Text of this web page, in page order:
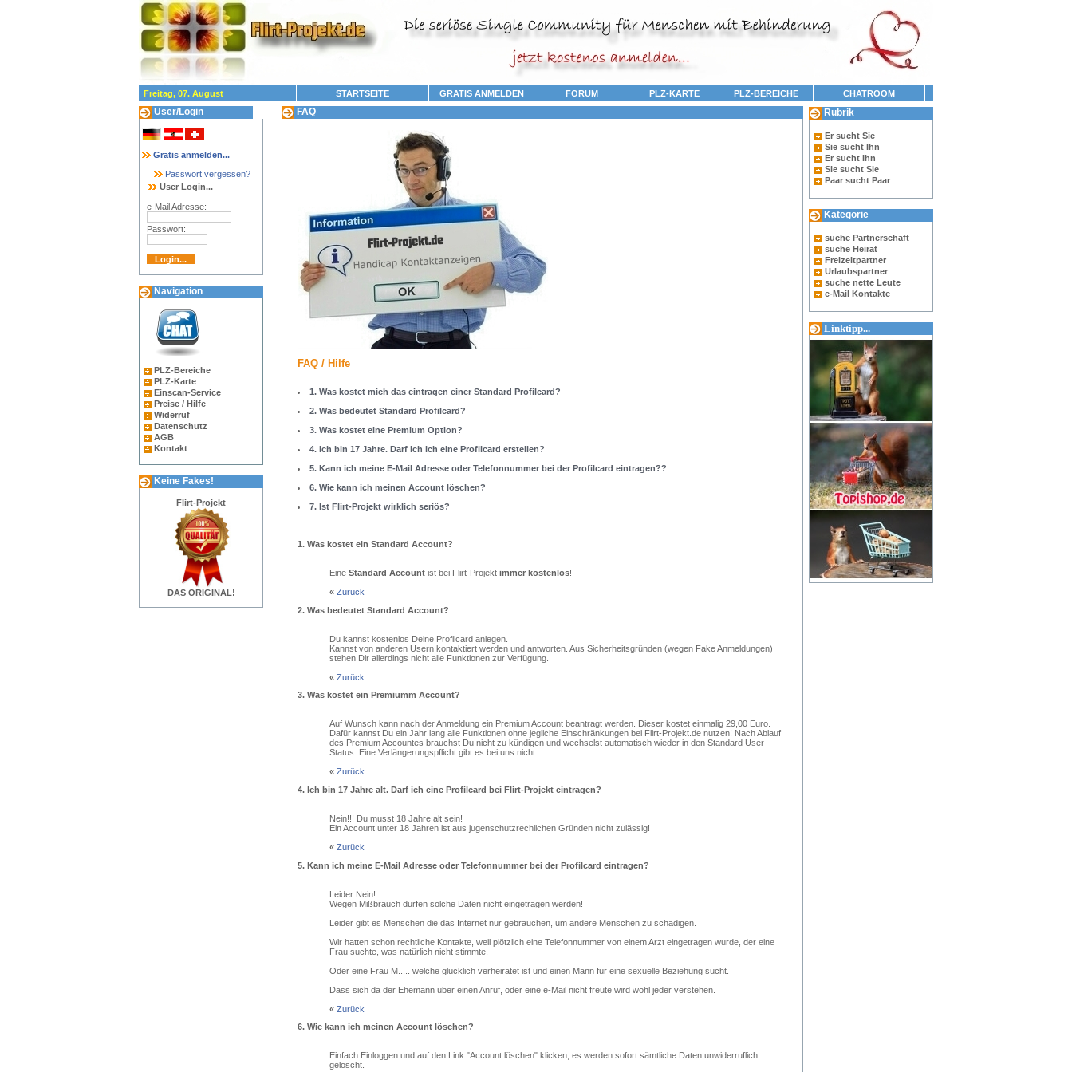
Freitag, 07. August STARTSEITE GRATIS ANMELDEN FORUM PLZ-KARTE PLZ-BEREICHE CHATROOM
User/Login
Gratis anmelden...
Passwort vergessen?
User Login...
e-Mail Adresse:
Passwort:
Navigation
PLZ-Bereiche
PLZ-Karte
Einscan-Service
Preise / Hilfe
Widerruf
Datenschutz
AGB
Kontakt
Keine Fakes!
Flirt-Projekt
DAS ORIGINAL!
FAQ
FAQ / Hilfe
1. Was kostet mich das eintragen einer Standard Profilcard?
2. Was bedeutet Standard Profilcard?
3. Was kostet eine Premium Option?
4. Ich bin 17 Jahre. Darf ich ich eine Profilcard erstellen?
5. Kann ich meine E-Mail Adresse oder Telefonnummer bei der Profilcard eintragen??
6. Wie kann ich meinen Account löschen?
7. Ist Flirt-Projekt wirklich seriös?
1. Was kostet ein Standard Account?
Eine Standard Account ist bei Flirt-Projekt immer kostenlos!
« Zurück
2. Was bedeutet Standard Account?
Du kannst kostenlos Deine Profilcard anlegen.
Kannst von anderen Usern kontaktiert werden und antworten. Aus Sicherheitsgründen (wegen Fake Anmeldungen)
stehen Dir allerdings nicht alle Funktionen zur Verfügung.
« Zurück
3. Was kostet ein Premiumm Account?
Auf Wunsch kann nach der Anmeldung ein Premium Account beantragt werden. Dieser kostet einmalig 29,00 Euro.
Dafür kannst Du ein Jahr lang alle Funktionen ohne jegliche Einschränkungen bei Flirt-Projekt.de nutzen! Nach Ablauf
des Premium Accountes brauchst Du nicht zu kündigen und wechselst automatisch wieder in den Standard User
Status. Eine Verlängerungspflicht gibt es bei uns nicht.
« Zurück
4. Ich bin 17 Jahre alt. Darf ich eine Profilcard bei Flirt-Projekt eintragen?
Nein!!! Du musst 18 Jahre alt sein!
Ein Account unter 18 Jahren ist aus jugenschutzrechlichen Gründen nicht zulässig!
« Zurück
5. Kann ich meine E-Mail Adresse oder Telefonnummer bei der Profilcard eintragen?
Leider Nein!
Wegen Mißbrauch dürfen solche Daten nicht eingetragen werden!
Leider gibt es Menschen die das Internet nur gebrauchen, um andere Menschen zu schädigen.
Wir hatten schon rechtliche Kontakte, weil plötzlich eine Telefonnummer von einem Arzt eingetragen wurde, der eine
Frau suchte, was natürlich nicht stimmte.
Oder eine Frau M..... welche glücklich verheiratet ist und einen Mann für eine sexuelle Beziehung sucht.
Dass sich da der Ehemann über einen Anruf, oder eine e-Mail nicht freute wird wohl jeder verstehen.
« Zurück
6. Wie kann ich meinen Account löschen?
Einfach Einloggen und auf den Link "Account löschen" klicken, es werden sofort sämtliche Daten unwiderruflich
gelöscht.
Rubrik
Er sucht Sie
Sie sucht Ihn
Er sucht Ihn
Sie sucht Sie
Paar sucht Paar
Kategorie
suche Partnerschaft
suche Heirat
Freizeitpartner
Urlaubspartner
suche nette Leute
e-Mail Kontakte
Linktipp...